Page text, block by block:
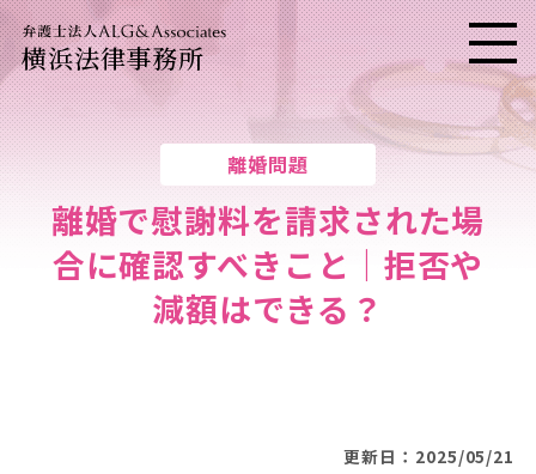
横浜法律事務所 メニ
離婚問題
離婚で慰謝料を請求された場
合に確認すべきこと｜拒否や
減額はできる？
更新日：2025/05/21